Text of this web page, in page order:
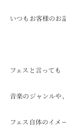
いつもお客様のお
フェスと言っても
音楽のジャンルや
フェス自体のイメ